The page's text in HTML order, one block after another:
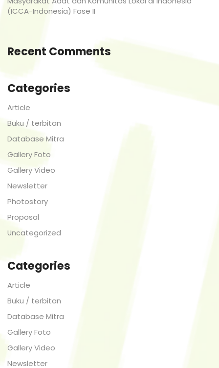
(ICCA-Indonesia) Fase II
Recent Comments
Categories
Article
Buku / terbitan
Database Mitra
Gallery Foto
Gallery Video
Newsletter
Photostory
Proposal
Uncategorized
Categories
Article
Buku / terbitan
Database Mitra
Gallery Foto
Gallery Video
Newsletter